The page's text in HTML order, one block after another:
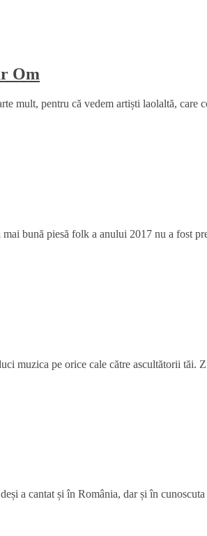
Om
mult, pentru că vedem artiști laolaltă, care
bună piesă folk a anului 2017 nu a fost
muzica pe orice cale către ascultătorii tăi.
a cantat și în România, dar și în